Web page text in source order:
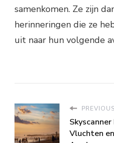
samenkomen. Ze zijn
herinneringen die ze
uit naar hun volgende
Vluchten